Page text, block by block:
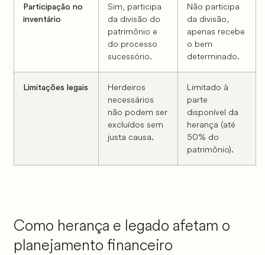
Participação no
inventário
Sim, participa
da divisão do
patrimônio e
do processo
sucessório.
Não participa
da divisão,
apenas recebe
o bem
determinado.
Limitações legais
Herdeiros
necessários
não podem ser
excluídos sem
justa causa.
Limitado à
parte
disponível da
herança (até
50% do
patrimônio).
Como herança e legado afetam o
planejamento financeiro